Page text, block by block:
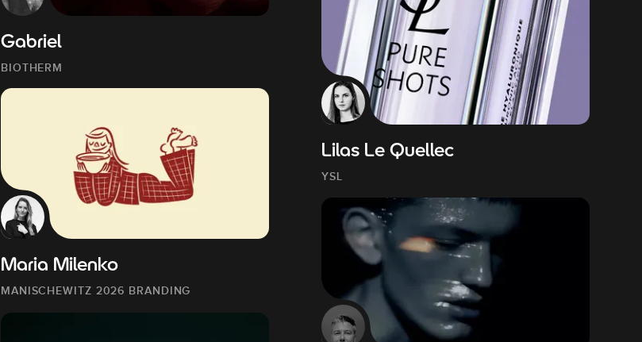
Gabriel
BIOTHERM
Lilas Le Quellec
YSL
Maria Milenko
MANISCHEWITZ 2026 BRANDING